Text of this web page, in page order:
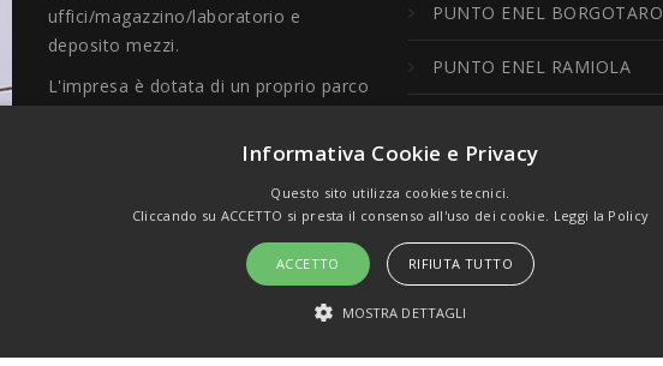
uffici/magazzino/laboratorio e
deposito mezzi.
L'impresa è dotata di un proprio parco
cestello mobile con braccio di 20 mt. e
lo svolgimento dell'attività in costante
PUNTO ENEL BORGOTARO
PUNTO ENEL RAMIOLA
CONTATTI
PRIVACY
Informativa Cookie e Privacy
Questo sito utilizza cookies tecnici.
Cliccando su ACCETTO si presta il consenso all'uso dei cookie. Leggi la Policy
ACCETTO RIFIUTA TUTTO
MOSTRA DETTAGLI